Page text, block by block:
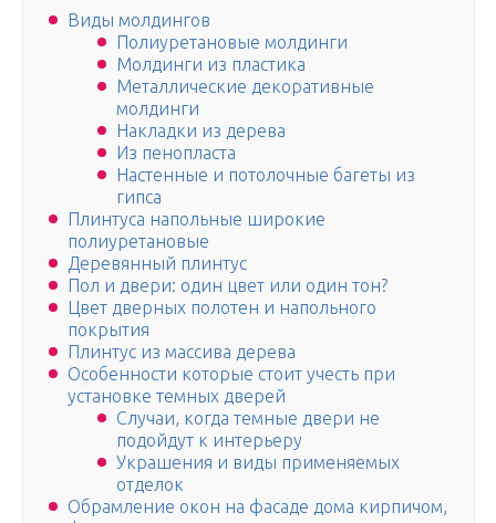
Виды молдингов
Полиуретановые молдинги
Молдинги из пластика
Металлические декоративные
молдинги
Накладки из дерева
Из пенопласта
Настенные и потолочные багеты из
гипса
Плинтуса напольные широкие
полиуретановые
Деревянный плинтус
Пол и двери: один цвет или один тон?
Цвет дверных полотен и напольного
покрытия
Плинтус из массива дерева
Особенности которые стоит учесть при
установке темных дверей
Случаи, когда темные двери не
подойдут к интерьеру
Украшения и виды применяемых
отделок
Обрамление окон на фасаде дома кирпичом,